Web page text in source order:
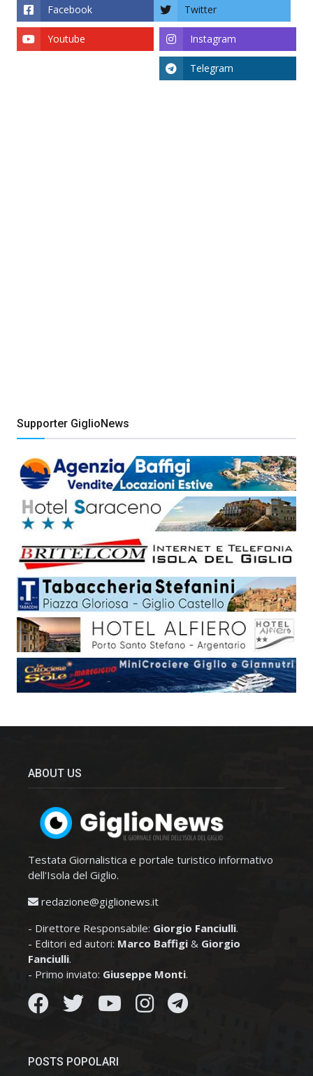
Facebook Twitter
Instagram
Youtube
Telegram
Supporter GiglioNews
ABOUT US
Testata Giornalistica e portale turistico informativo
dell'Isola del Giglio.
redazione@giglionews.it
- Direttore Responsabile: Giorgio Fanciulli.
- Editori ed autori: Marco Baffigi & Giorgio
Fanciulli.
- Primo inviato: Giuseppe Monti.
POSTS POPOLARI